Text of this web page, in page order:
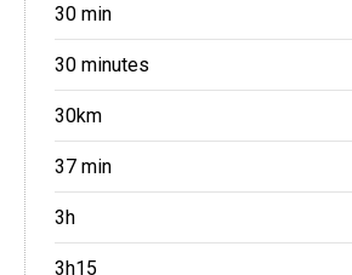
30 min
30 minutes
30km
37 min
3h
3h15